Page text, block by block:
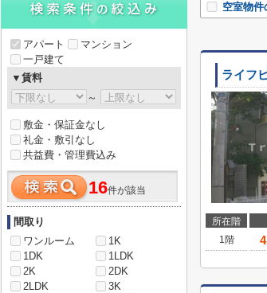
空室物件
ライフ
所在階
1階
アパート
マンション
一戸建て
▼賃料
～
敷金・保証金なし
礼金・敷引なし
共益費・管理費込み
16件が該当
間取り
ワンルーム
1K
1DK
1LDK
2K
2DK
2LDK
3K